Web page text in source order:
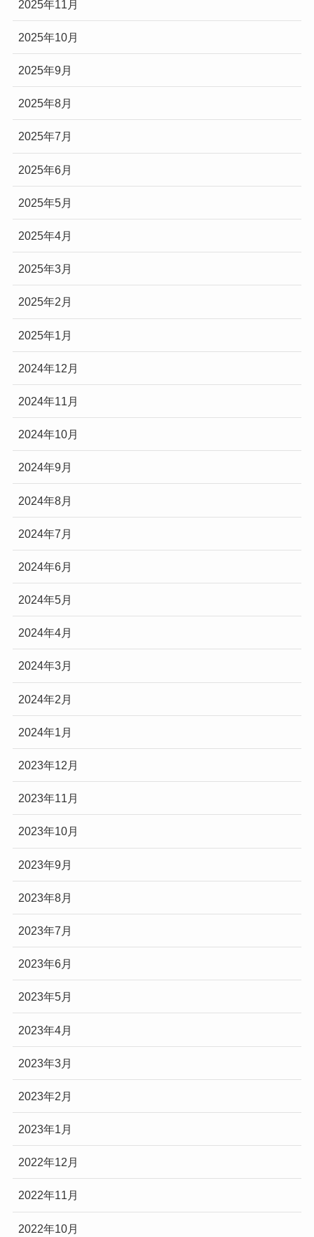
2025年11月
2025年10月
2025年9月
2025年8月
2025年7月
2025年6月
2025年5月
2025年4月
2025年3月
2025年2月
2025年1月
2024年12月
2024年11月
2024年10月
2024年9月
2024年8月
2024年7月
2024年6月
2024年5月
2024年4月
2024年3月
2024年2月
2024年1月
2023年12月
2023年11月
2023年10月
2023年9月
2023年8月
2023年7月
2023年6月
2023年5月
2023年4月
2023年3月
2023年2月
2023年1月
2022年12月
2022年11月
2022年10月